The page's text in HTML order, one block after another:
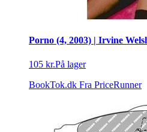
Porno (4, 2003) | Irvine
105 kr.På lager
BookTok.dk Fra PriceRunner